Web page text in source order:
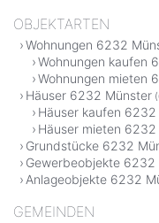
OBJEKTARTEN
Wohnungen 6232
Wohnungen kaufen
Wohnungen mieten
Häuser 6232 Münster
Häuser kaufen
Häuser mieten
Grundstücke 6232
Gewerbeobjekte 6232
Anlageobjekte 6232
GEMEINDEN